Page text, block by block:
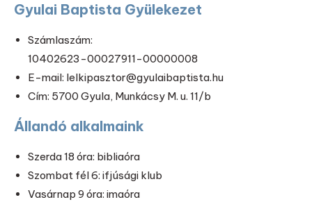
Gyulai Baptista Gyülekezet
Számlaszám:
10402623-00027911-00000008
E-mail: lelkipasztor@gyulaibaptista.hu
Cím: 5700 Gyula, Munkácsy M. u. 11/b
Állandó alkalmaink
Szerda 18 óra: bibliaóra
Szombat fél 6: ifjúsági klub
Vasárnap 9 óra: imaóra